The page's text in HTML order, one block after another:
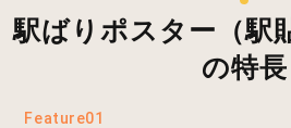
駅ばりポスター（駅
の特長
Feature01